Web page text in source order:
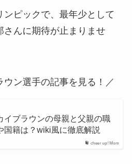
ンピックで、最年少として
さんに期待が止まりませ
ウン選手の記事を見る！／
cheer up! Mom
イブラウンの母親と父親の職
国籍は？wiki風に徹底解説